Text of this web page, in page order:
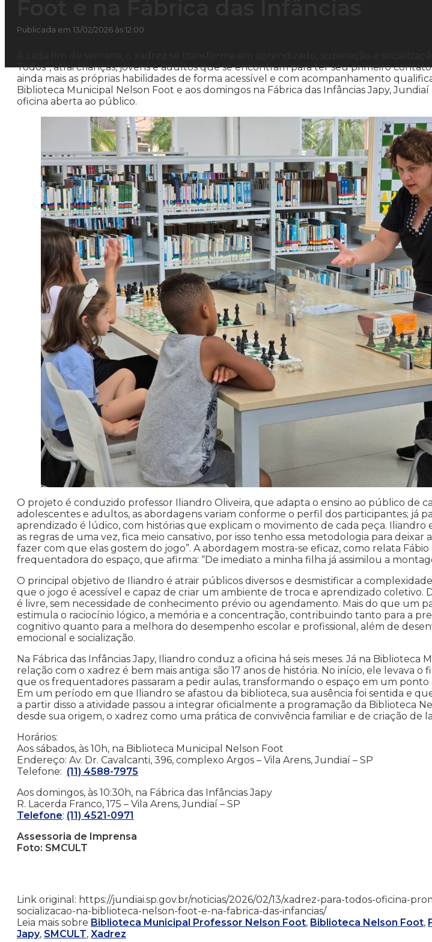
Publicada em 13/02/2026 às 12:00
Todos”, atrai crianças, jovens e adultos que se encontram para ter seu primeiro
ainda mais as próprias habilidades de forma acessível e com acompanhamento
Biblioteca Municipal Nelson Foot e aos domingos na Fábrica das Infâncias Japy,
oficina aberta ao público.
O projeto é conduzido professor Iliandro Oliveira, que adapta o ensino ao público de
adolescentes e adultos, as abordagens variam conforme o perfil dos participantes; já
aprendizado é lúdico, com histórias que explicam o movimento de cada peça. Iliandro
as regras de uma vez, fica meio cansativo, por isso tenho essa metodologia para deixar
fazer com que elas gostem do jogo”. A abordagem mostra-se eficaz, como relata Fábio
frequentadora do espaço, que afirma: “De imediato a minha filha já assimilou a
O principal objetivo de Iliandro é atrair públicos diversos e desmistificar a
que o jogo é acessível e capaz de criar um ambiente de troca e aprendizado coletivo.
é livre, sem necessidade de conhecimento prévio ou agendamento. Mais do que um
estimula o raciocínio lógico, a memória e a concentração, contribuindo tanto para a
cognitivo quanto para a melhora do desempenho escolar e profissional, além de
emocional e socialização.
Na Fábrica das Infâncias Japy, Iliandro conduz a oficina há seis meses. Já na Biblioteca
relação com o xadrez é bem mais antiga: são 17 anos de história. No início, ele levava o
que os frequentadores passaram a pedir aulas, transformando o espaço em um
Em um período em que Iliandro se afastou da biblioteca, sua ausência foi sentida e
a partir disso a atividade passou a integrar oficialmente a programação da Biblioteca
desde sua origem, o xadrez como uma prática de convivência familiar e de criação de
Horários:
Aos sábados, às 10h, na Biblioteca Municipal Nelson Foot
Endereço: Av. Dr. Cavalcanti, 396, complexo Argos – Vila Arens, Jundiaí – SP
Telefone: (11) 4588-7975
Aos domingos, às 10:30h, na Fábrica das Infâncias Japy
R. Lacerda Franco, 175 – Vila Arens, Jundiaí – SP
Telefone: (11) 4521-0971
Assessoria de Imprensa
Foto: SMCULT
Link original: https://jundiai.sp.gov.br/noticias/2026/02/13/xadrez-para-todos-oficina-
socializacao-na-biblioteca-nelson-foot-e-na-fabrica-das-infancias/
Leia mais sobre Biblioteca Municipal Professor Nelson Foot, Biblioteca Nelson Foot,
Japy, SMCULT, Xadrez